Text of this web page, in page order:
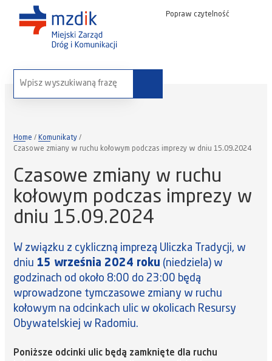
Popraw czytelność
wyszukaj na stronie:
Home
Komunikaty
Czasowe zmiany w ruchu kołowym podczas imprezy w dniu 15.09.2024
Czasowe zmiany w ruchu
kołowym podczas imprezy w
dniu 15.09.2024
W związku z cykliczną imprezą Uliczka Tradycji, w
dniu 15 września 2024 roku (niedziela) w
godzinach od około 8:00 do 23:00 będą
wprowadzone tymczasowe zmiany w ruchu
kołowym na odcinkach ulic w okolicach Resursy
Obywatelskiej w Radomiu.
Poniższe odcinki ulic będą zamknięte dla ruchu